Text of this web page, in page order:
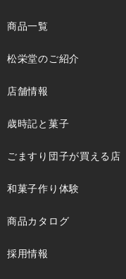
商品一覧
松栄堂のご紹介
店舗情報
歳時記と菓子
ごますり団子が買える店
和菓子作り体験
商品カタログ
採用情報